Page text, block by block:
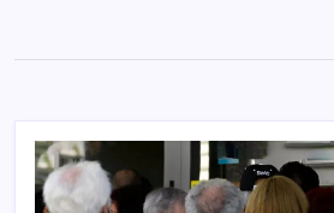
content